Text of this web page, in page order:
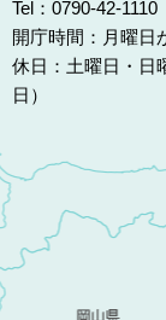
Tel：0790-42-1110
開庁時間：月曜日
休日：土曜日・
日）